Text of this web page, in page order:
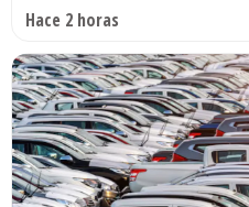
Hace 2 horas